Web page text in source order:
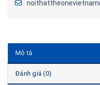
Mô tả
Đánh giá (0)